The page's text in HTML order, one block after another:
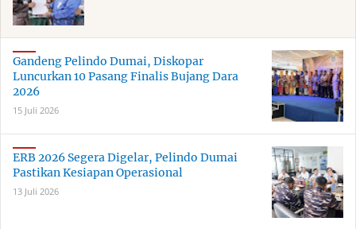
Gandeng Pelindo Dumai, Diskopar
Luncurkan 10 Pasang Finalis Bujang Dara
2026
15 Juli 2026
ERB 2026 Segera Digelar, Pelindo Dumai
Pastikan Kesiapan Operasional
13 Juli 2026